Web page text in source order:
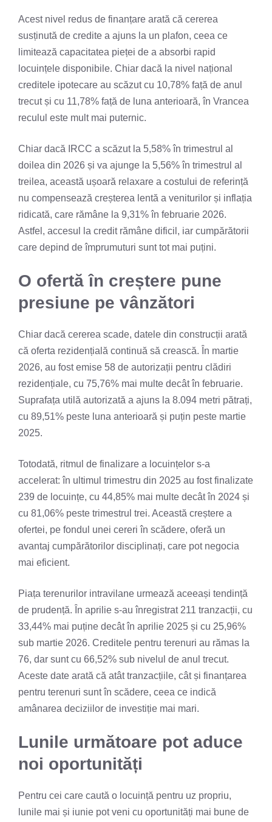
Acest nivel redus de finanțare arată că cererea
susținută de credite a ajuns la un plafon, ceea ce
limitează capacitatea pieței de a absorbi rapid
locuințele disponibile. Chiar dacă la nivel național
creditele ipotecare au scăzut cu 10,78% față de anul
trecut și cu 11,78% față de luna anterioară, în Vrancea
reculul este mult mai puternic.
Chiar dacă IRCC a scăzut la 5,58% în trimestrul al
doilea din 2026 și va ajunge la 5,56% în trimestrul al
treilea, această ușoară relaxare a costului de referință
nu compensează creșterea lentă a veniturilor și inflația
ridicată, care rămâne la 9,31% în februarie 2026.
Astfel, accesul la credit rămâne dificil, iar cumpărătorii
care depind de împrumuturi sunt tot mai puțini.
O ofertă în creștere pune
presiune pe vânzători
Chiar dacă cererea scade, datele din construcții arată
că oferta rezidențială continuă să crească. În martie
2026, au fost emise 58 de autorizații pentru clădiri
rezidențiale, cu 75,76% mai multe decât în februarie.
Suprafața utilă autorizată a ajuns la 8.094 metri pătrați,
cu 89,51% peste luna anterioară și puțin peste martie
2025.
Totodată, ritmul de finalizare a locuințelor s-a
accelerat: în ultimul trimestru din 2025 au fost finalizate
239 de locuințe, cu 44,85% mai multe decât în 2024 și
cu 81,06% peste trimestrul trei. Această creștere a
ofertei, pe fondul unei cereri în scădere, oferă un
avantaj cumpărătorilor disciplinați, care pot negocia
mai eficient.
Piața terenurilor intravilane urmează aceeași tendință
de prudență. În aprilie s-au înregistrat 211 tranzacții, cu
33,44% mai puține decât în aprilie 2025 și cu 25,96%
sub martie 2026. Creditele pentru terenuri au rămas la
76, dar sunt cu 66,52% sub nivelul de anul trecut.
Aceste date arată că atât tranzacțiile, cât și finanțarea
pentru terenuri sunt în scădere, ceea ce indică
amânarea deciziilor de investiție mai mari.
Lunile următoare pot aduce
noi oportunități
Pentru cei care caută o locuință pentru uz propriu,
lunile mai și iunie pot veni cu oportunități mai bune de